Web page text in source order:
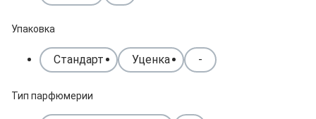
Упаковка
Стандарт Уценка -
Тип парфюмерии